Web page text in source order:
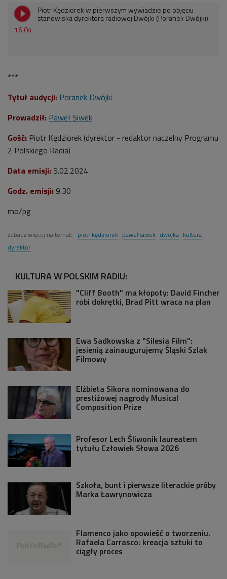
16:04
Piotr Kędziorek w pierwszym wywiadzie po objęciu
stanowiska dyrektora radiowej Dwójki (Poranek Dwójki)
***
Tytuł audycji: Poranek Dwójki
Prowadził: Paweł Siwek
Gość: Piotr Kędziorek (dyrektor - redaktor naczelny Programu
2 Polskiego Radia)
Data emisji: 5.02.2024
Godz. emisji: 9.30
mo/pg
Zobacz więcej na temat: piotr kędziorek paweł siwek dwójka kultura
dyrektor
KULTURA W POLSKIM RADIU:
"Cliff Booth" ma kłopoty: David Fincher
robi dokrętki, Brad Pitt wraca na plan
Ewa Sadkowska z "Silesia Film":
jesienią zainaugurujemy Śląski Szlak
Filmowy
Elżbieta Sikora nominowana do
prestiżowej nagrody Musical
Composition Prize
Profesor Lech Śliwonik laureatem
tytułu Człowiek Słowa 2026
Szkoła, bunt i pierwsze literackie próby
Marka Ławrynowicza
Flamenco jako opowieść o tworzeniu.
Rafaela Carrasco: kreacja sztuki to
ciągły proces